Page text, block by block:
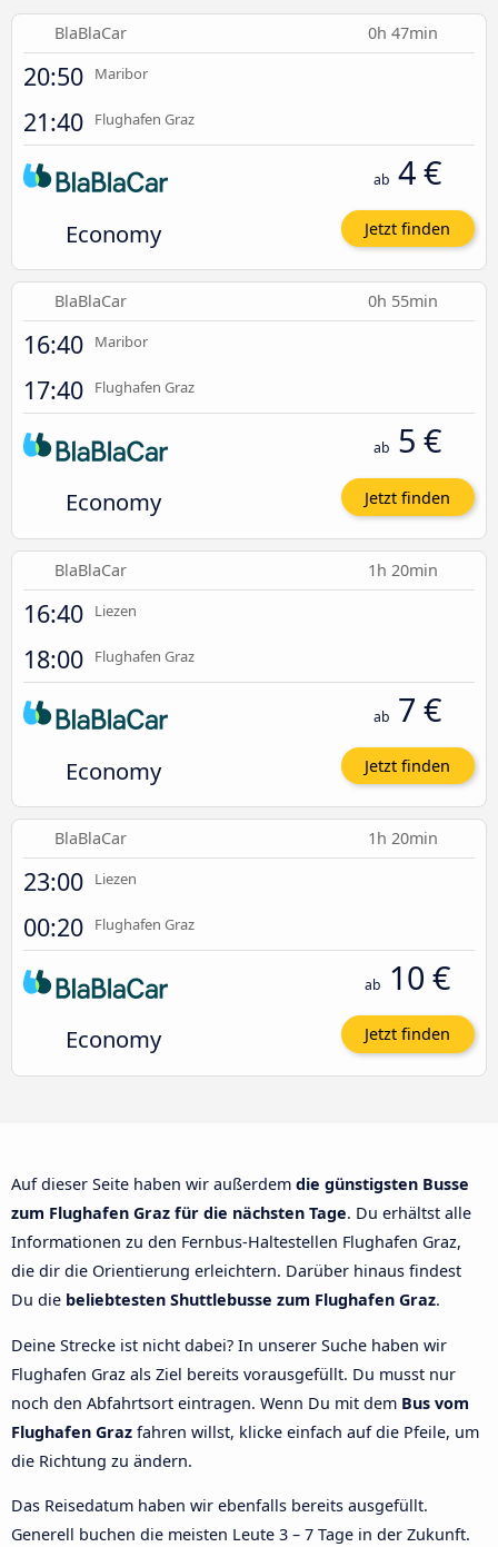
BlaBlaCar 0h 47min
20:50 Maribor
21:40 Flughafen Graz
Economy
ab 4 €
Jetzt finden
BlaBlaCar 0h 55min
16:40 Maribor
17:40 Flughafen Graz
Economy
ab 5 €
Jetzt finden
BlaBlaCar 1h 20min
16:40 Liezen
18:00 Flughafen Graz
Economy
ab 7 €
Jetzt finden
BlaBlaCar 1h 20min
23:00 Liezen
00:20 Flughafen Graz
Economy
ab 10 €
Jetzt finden
Auf dieser Seite haben wir außerdem die günstigsten Busse
zum Flughafen Graz für die nächsten Tage. Du erhältst alle
Informationen zu den Fernbus-Haltestellen Flughafen Graz,
die dir die Orientierung erleichtern. Darüber hinaus findest
Du die beliebtesten Shuttlebusse zum Flughafen Graz.
Deine Strecke ist nicht dabei? In unserer Suche haben wir
Flughafen Graz als Ziel bereits vorausgefüllt. Du musst nur
noch den Abfahrtsort eintragen. Wenn Du mit dem Bus vom
Flughafen Graz fahren willst, klicke einfach auf die Pfeile, um
die Richtung zu ändern.
Das Reisedatum haben wir ebenfalls bereits ausgefüllt.
Generell buchen die meisten Leute 3 – 7 Tage in der Zukunft.